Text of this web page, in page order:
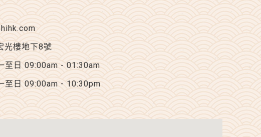
光樓地下8號
至日 09:00am - 01:30am
至日 09:00am - 10:30pm